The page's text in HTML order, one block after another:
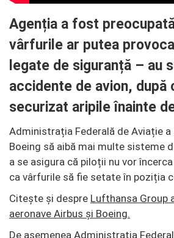
Agenția a fost
vârfurile ar putea
legate de siguranță – au
accidente de avion, după
securizat aripile înainte
Administrația Federală de Aviație
Boeing să aibă mai multe sisteme
a se asigura că piloții nu vor
ca vârfurile să fie setate în poziția
Citește și despre Lufthansa Group
aeronave Airbus și Boeing.
De asemenea Administrația